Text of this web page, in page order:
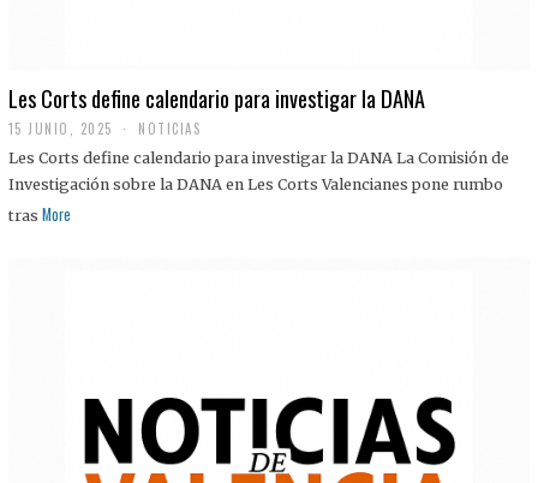
Les Corts define calendario para investigar la DANA
15 JUNIO, 2025 NOTICIAS
Les Corts define calendario para investigar la DANA La Comisión de
Investigación sobre la DANA en Les Corts Valencianes pone rumbo
tras More